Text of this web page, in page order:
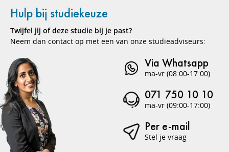
Hulp bij studiekeuze
Twijfel jij of deze studie bij je past?
Neem dan contact op met een van onze studieadviseurs:
Via Whatsapp
ma-vr (08:00-17:00)
071 750 10 10
ma-vr (09:00-17:00)
Per e-mail
Stel je vraag